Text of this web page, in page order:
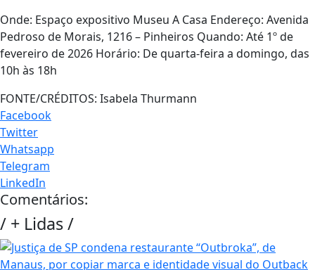
Onde: Espaço expositivo Museu A Casa Endereço: Avenida
Pedroso de Morais, 1216 – Pinheiros Quando: Até 1º de
fevereiro de 2026 Horário: De quarta-feira a domingo, das
10h às 18h
FONTE/CRÉDITOS: Isabela Thurmann
Facebook
Twitter
Whatsapp
Telegram
LinkedIn
Comentários:
/ + Lidas/